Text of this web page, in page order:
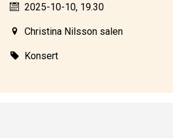
2025-10-10, 19.30
Christina Nilsson salen
Konsert